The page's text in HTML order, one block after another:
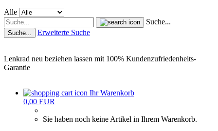
Alle
Suche...
Suche... Erweiterte Suche
Lenkrad neu beziehen lassen mit 100% Kundenzufriedenheits-
Garantie
Ihr Warenkorb
0,00 EUR
Sie haben noch keine Artikel in Ihrem Warenkorb.